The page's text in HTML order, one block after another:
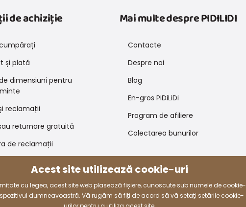
de achiziție
și plată
dimensiuni pentru
reclamații
returnare gratuită
de reclamații
Mai multe despre PIDILIDI
Contacte
Despre noi
Blog
En-gros PiDiLiDi
Program de afiliere
Colectarea bunurilor
Acest site utilizează cookie-uri
cu legea, acest site web plasează fișiere, cunoscute sub numele de cookie-
dumneavoastră. Vă rugăm să fiți de acord să vă setați setările cookie-